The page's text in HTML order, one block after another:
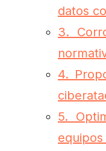
datos
3.
4.
5.
equipos